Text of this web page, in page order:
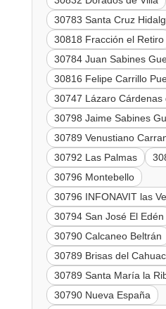
30783 Santa Cruz
30818 Fracción el Retiro
30784 Juan Sabines
30816 Felipe Carrillo
30747 Lázaro Cárdenas
30798 Jaime Sabines
30789 Venustiano
30792 Las Palmas
30796 Montebello
30796 INFONAVIT las
30794 San José El Edén
30790 Calcaneo Beltrán
30789 Brisas del
30789 Santa María la
30790 Nueva España